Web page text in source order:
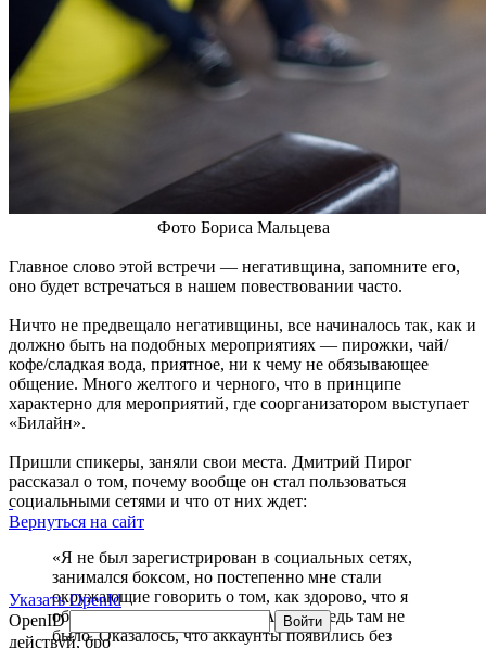
Вернуться на сайт
Указать OpenId
OpenID
Войти
действуй, бро
Фото Бориса Мальцева
Главное слово этой встречи — негативщина, запомните его,
оно будет встречаться в нашем повествовании часто.
Ничто не предвещало негативщины, все начиналось так, как и
должно быть на подобных мероприятиях — пирожки, чай/
кофе/сладкая вода, приятное, ни к чему не обязывающее
общение. Много желтого и черного, что в принципе
характерно для мероприятий, где соорганизатором выступает
«Билайн».
Пришли спикеры, заняли свои места. Дмитрий Пирог
рассказал о том, почему вообще он стал пользоваться
социальными сетями и что от них ждет:
«Я не был зарегистрирован в социальных сетях,
занимался боксом, но постепенно мне стали
окружающие говорить о том, как здорово, что я
общаюсь с ними в онлайне. А меня ведь там не
было. Оказалось, что аккаунты появились без